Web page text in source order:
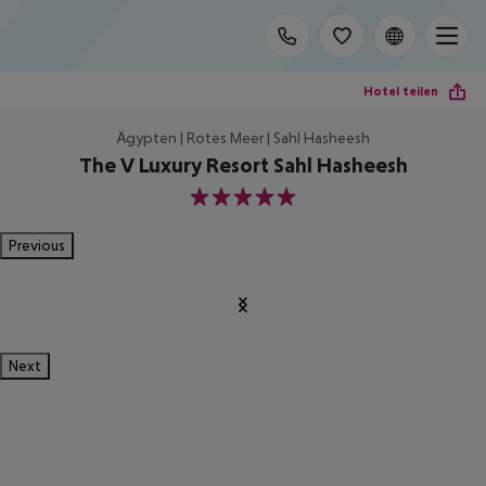
Hotel teilen
Ägypten | Rotes Meer | Sahl Hasheesh
The V Luxury Resort Sahl Hasheesh
5
Previous
Next